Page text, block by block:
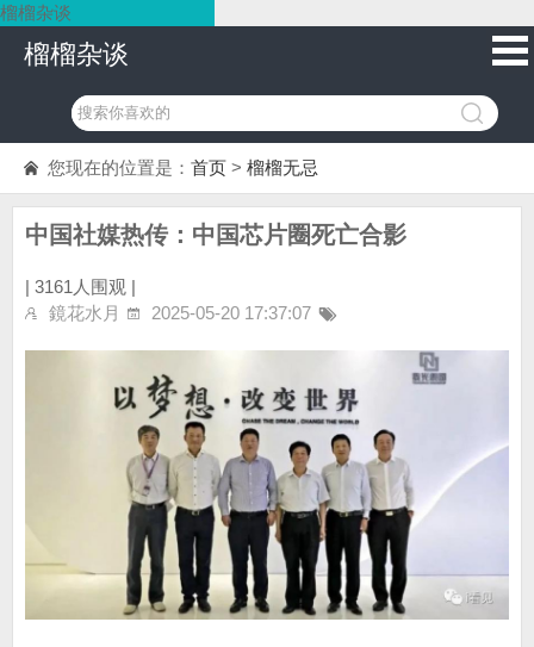
榴榴杂谈
榴榴杂谈
您现在的位置是： 首页 > 榴榴无忌
中国社媒热传：中国芯片圈死亡合影
| 3161人围观 |
鏡花水月
2025-05-20 17:37:07